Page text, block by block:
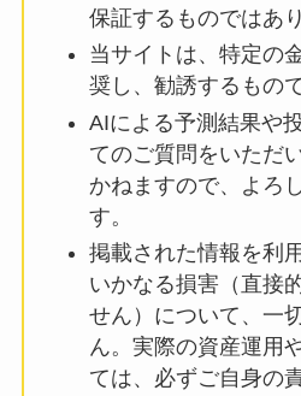
保証するものではあ
当サイトは、特定の
奨し、勧誘するもの
AIによる予測結果や
てのご質問をいただ
かねますので、よろ
す。
掲載された情報を利
いかなる損害（直接
せん）について、一
ん。実際の資産運用
ては、必ずご自身の